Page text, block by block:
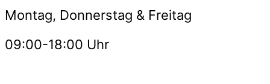
Montag, Donnerstag & Freitag
09:00-18:00 Uhr